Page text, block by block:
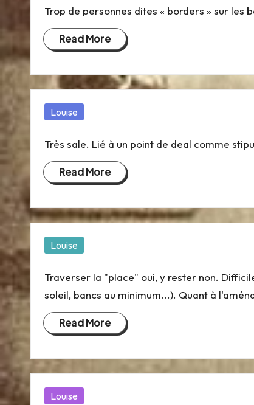
id
o
t
-
Pl
ai
s
a
n
c
e
-
P
o
rt
Trop de personnes dites « borders » sur les
Read More
Posted
Louise
Très sale. Lié à un point de deal comme
Read More
Posted
Louise
Traverser la "place" oui, y rester non.
soleil, bancs au minimum...). Quant à
Read More
Posted
Louise